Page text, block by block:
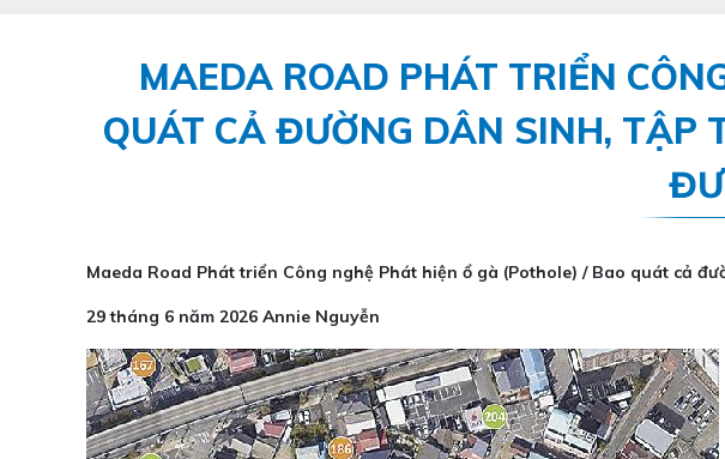
MAEDA ROAD PHÁT TRIỂN
QUÁT CẢ ĐƯỜNG DÂN SINH, TẬP
Maeda Road Phát triển Công nghệ Phát hiện ổ gà (Pothole) / Bao quát cả
29 tháng 6 năm 2026 Annie Nguyễn